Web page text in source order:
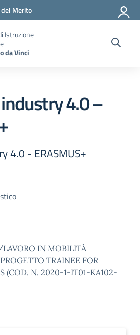
Merito
Istruzione
da Vinci
4.0 –
4.0 - ERASMUS+
IN MOBILITÀ
TRAINEE FOR
(COD. N. 2020-1-IT01-KA102-